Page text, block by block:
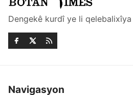
Dengekê kurdî ye li
Navigasyon